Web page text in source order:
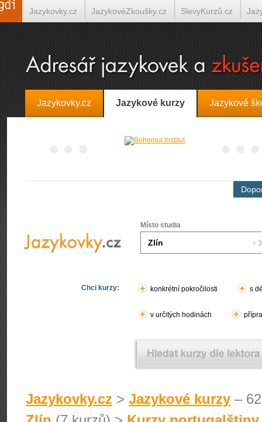
Jazykovky.cz Jazykové kurzy Jazykové
Místo studia
Chci kurzy: konkrétní pokročilosti s
v určitých hodinách
Jazykovky.cz > Jazykové kurzy –
Jazykovky.cz JazykovéZkoušky.cz SlevyKurzů.cz
Španělština on-line Italština on-line Tlumočení-